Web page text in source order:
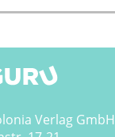
Verlag GmbH